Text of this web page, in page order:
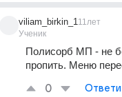
viliam_birkin_1
Ученик
11лет
Полисорб МП - не
пропить. Меню
0